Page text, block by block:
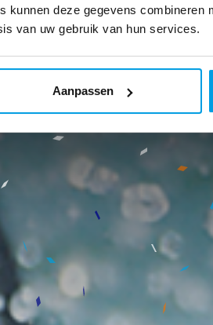
kunnen deze gegevens combineren
van uw gebruik van hun services.
Aanpassen